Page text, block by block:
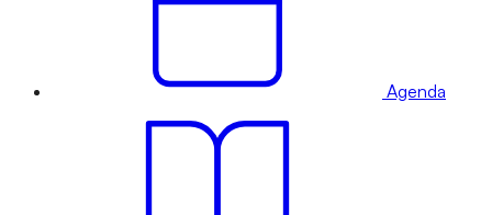
Agenda